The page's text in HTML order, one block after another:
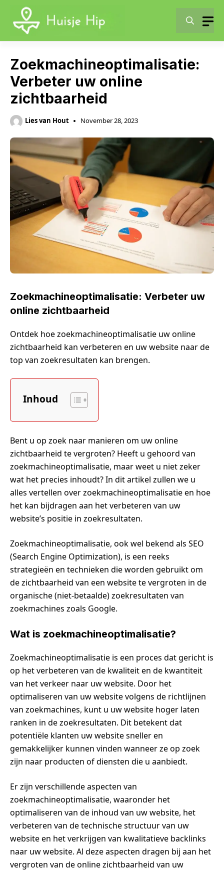
content
Zoekmachineoptimalisatie:
Verbeter uw online
zichtbaarheid
Lies van Hout November 28, 2023
Zoekmachineoptimalisatie: Verbeter uw
online zichtbaarheid
Ontdek hoe zoekmachineoptimalisatie uw online
zichtbaarheid kan verbeteren en uw website naar de
top van zoekresultaten kan brengen.
Inhoud
Bent u op zoek naar manieren om uw online
zichtbaarheid te vergroten? Heeft u gehoord van
zoekmachineoptimalisatie, maar weet u niet zeker
wat het precies inhoudt? In dit artikel zullen we u
alles vertellen over zoekmachineoptimalisatie en hoe
het kan bijdragen aan het verbeteren van uw
website’s positie in zoekresultaten.
Zoekmachineoptimalisatie, ook wel bekend als SEO
(Search Engine Optimization), is een reeks
strategieën en technieken die worden gebruikt om
de zichtbaarheid van een website te vergroten in de
organische (niet-betaalde) zoekresultaten van
zoekmachines zoals Google.
Wat is zoekmachineoptimalisatie?
Zoekmachineoptimalisatie is een proces dat gericht is
op het verbeteren van de kwaliteit en de kwantiteit
van het verkeer naar uw website. Door het
optimaliseren van uw website volgens de richtlijnen
van zoekmachines, kunt u uw website hoger laten
ranken in de zoekresultaten. Dit betekent dat
potentiële klanten uw website sneller en
gemakkelijker kunnen vinden wanneer ze op zoek
zijn naar producten of diensten die u aanbiedt.
Er zijn verschillende aspecten van
zoekmachineoptimalisatie, waaronder het
optimaliseren van de inhoud van uw website, het
verbeteren van de technische structuur van uw
website en het verkrijgen van kwalitatieve backlinks
naar uw website. Al deze aspecten dragen bij aan het
vergroten van de online zichtbaarheid van uw